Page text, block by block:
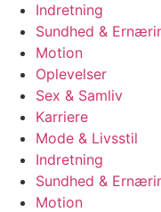
Indretning
Sundhed &
Motion
Oplevelser
Sex & Samliv
Karriere
Mode & Livsstil
Indretning
Sundhed &
Motion